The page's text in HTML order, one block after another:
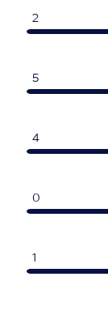
2
5
4
0
1